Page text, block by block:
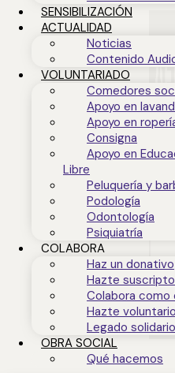
SENSIBILIZACIÓN
ACTUALIDAD
Noticias
Contenido
VOLUNTARIADO
Comedores
Apoyo en
Apoyo en
Consigna
Apoyo en
Libre
Peluquería y
Podología
Odontología
Psiquiatría
COLABORA
Haz un donativo
Hazte
Colabora como
Hazte voluntario
Legado solidario
OBRA SOCIAL
Qué hacemos
GA-